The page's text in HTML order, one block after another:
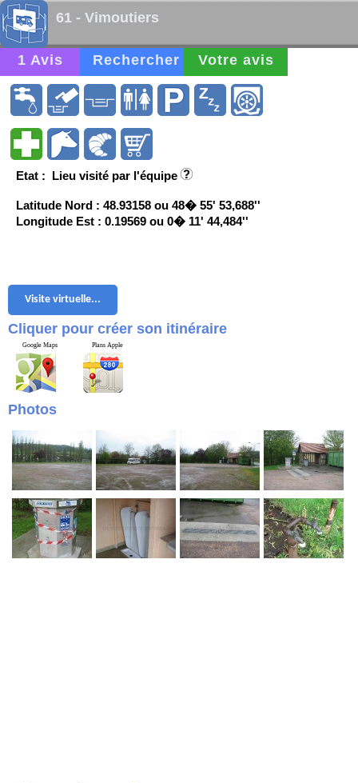
61 - Vimoutiers
1 Avis Rechercher Votre avis
Etat : Lieu visité par l'équipe
Latitude Nord : 48.93158 ou 48� 55' 53,688''
Longitude Est : 0.19569 ou 0� 11' 44,484''
Visite virtuelle...
Cliquer pour créer son itinéraire
Google Maps Plans Apple
Photos